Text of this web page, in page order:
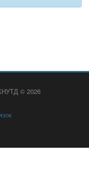
КНУТД © 2026